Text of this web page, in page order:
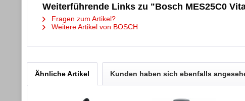
Weiterführende Links zu "Bosch MES25C0
Fragen zum Artikel?
Weitere Artikel von BOSCH
Ähnliche Artikel Kunden haben sich ebenfalls